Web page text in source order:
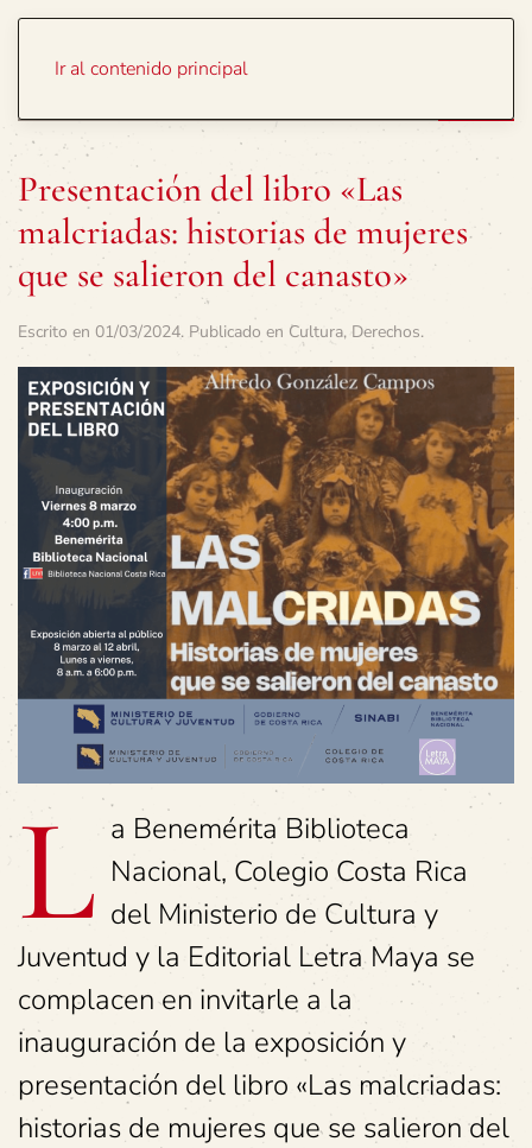
Ir al contenido principal
Presentación del libro «Las
malcriadas: historias de mujeres
que se salieron del canasto»
Escrito en 01/03/2024. Publicado en Cultura, Derechos.
L a Benemérita Biblioteca
Nacional, Colegio Costa Rica
del Ministerio de Cultura y
Juventud y la Editorial Letra Maya se
complacen en invitarle a la
inauguración de la exposición y
presentación del libro «Las malcriadas:
historias de mujeres que se salieron del